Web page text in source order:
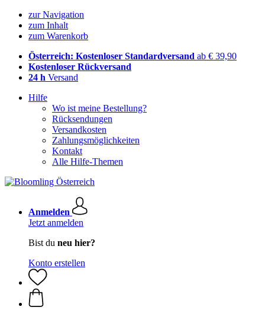
zur Navigation
zum Inhalt
zum Warenkorb
Österreich: Kostenloser Standardversand ab € 39,90
Kostenloser Rückversand
24 h Versand
Hilfe
Wo ist meine Bestellung?
Rücksendungen
Versandkosten
Zahlungsmöglichkeiten
Kontakt
Alle Hilfe-Themen
Anmelden
Jetzt anmelden
Bist du neu hier?
Konto erstellen